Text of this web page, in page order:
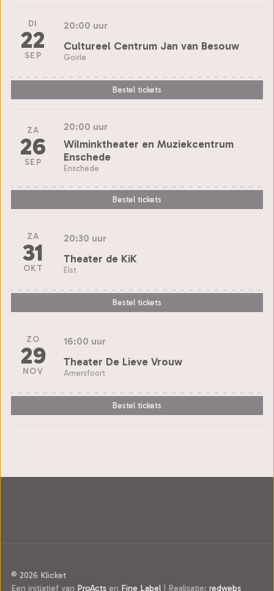
DI
22
SEP
20:00 uur
Cultureel Centrum Jan van Besouw
Goirle
Bestel tickets
ZA
26
SEP
20:00 uur
Wilminktheater en Muziekcentrum
Enschede
Enschede
Bestel tickets
ZA
31
OKT
20:30 uur
Theater de KiK
Elst
Bestel tickets
ZO
29
NOV
16:00 uur
Theater De Lieve Vrouw
Amersfoort
Bestel tickets
© 2026 Klicket
Een initiatief van ProActs en Fine Label Realisatie: redwebs